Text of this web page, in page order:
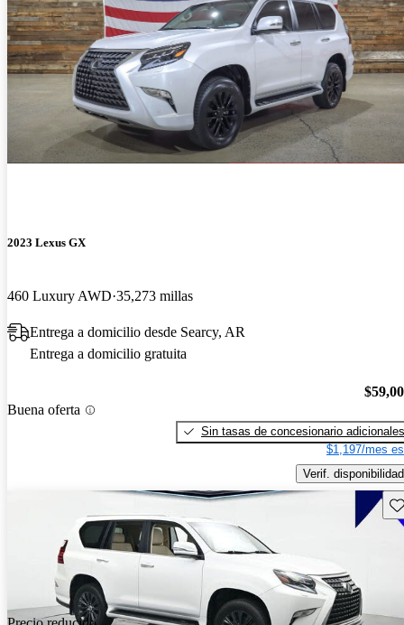
2023 Lexus GX
460 Luxury AWD 35,273 millas
Entrega a domicilio desde Searcy, AR
Entrega a domicilio gratuita
Buena oferta
Sin tasas de concesionario adicionales
$1,197/mes
Verif. disponibilidad